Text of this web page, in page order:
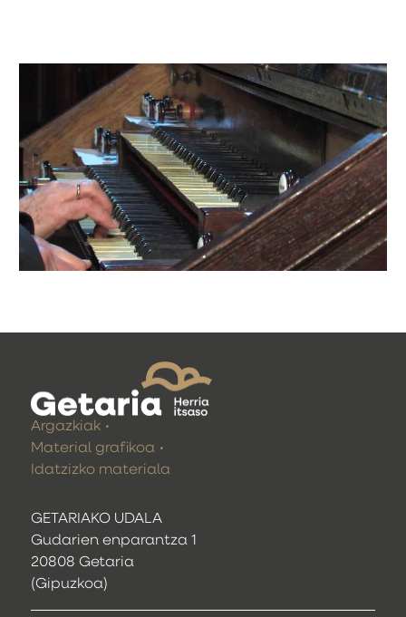
GETARIAKO UDALA
Gudarien enparantza 1
20808 Getaria
(Gipuzkoa)
Argazkiak
Material grafikoa
Idatzizko materiala